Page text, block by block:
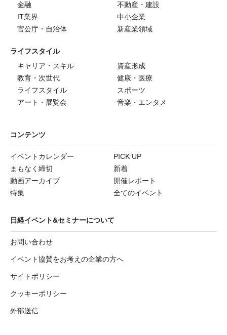
金融
不動産・建設
IT業界
中小企業
官公庁・自治体
新産業領域
ライフスタイル
キャリア・スキル
資産形成
教育・次世代
健康・医療
ライフスタイル
スポーツ
アート・展覧会
音楽・エンタメ
コンテンツ
イベントカレンダー
PICK UP
まもなく締切
新着
動画アーカイブ
開催レポート
特集
全てのイベント
日経イベント&セミナーについて
お問い合わせ
イベント協賛をお考えの企業の方へ
サイトポリシー
クッキーポリシー
外部送信